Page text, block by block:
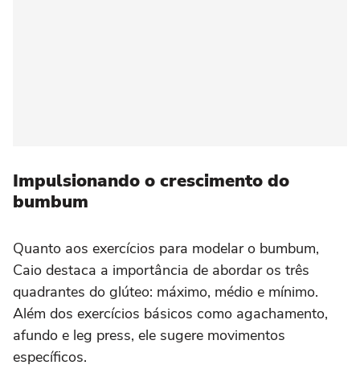
Impulsionando o crescimento do
bumbum
Quanto aos exercícios para modelar o bumbum,
Caio destaca a importância de abordar os três
quadrantes do glúteo: máximo, médio e mínimo.
Além dos exercícios básicos como agachamento,
afundo e leg press, ele sugere movimentos
específicos.